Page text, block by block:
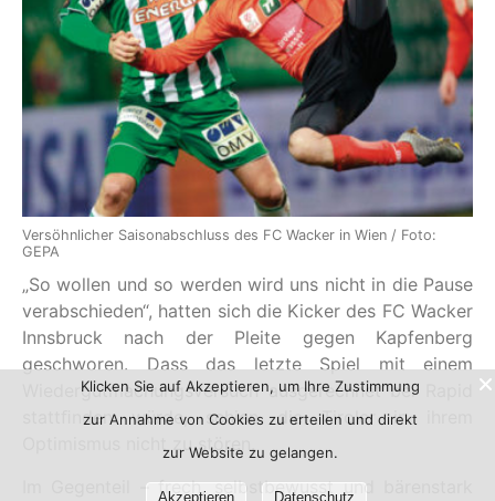
Versöhnlicher Saisonabschluss des FC Wacker in Wien / Foto:
GEPA
„So wollen und so werden wird uns nicht in die Pause
verabschieden“, hatten sich die Kicker des FC Wacker
Innsbruck nach der Pleite gegen Kapfenberg
geschworen. Dass das letzte Spiel mit einem
Wiedergutmachungsversuch ausgerechnet bei Rapid
stattﬁnden würde, schien die Tiroler in ihrem
Optimismus nicht zu stören.
Im Gegenteil – frech, selbstbewusst und bärenstark
Klicken Sie auf Akzeptieren, um Ihre Zustimmung
zur Annahme von Cookies zu erteilen und direkt
zur Website zu gelangen.
Akzeptieren Datenschutz